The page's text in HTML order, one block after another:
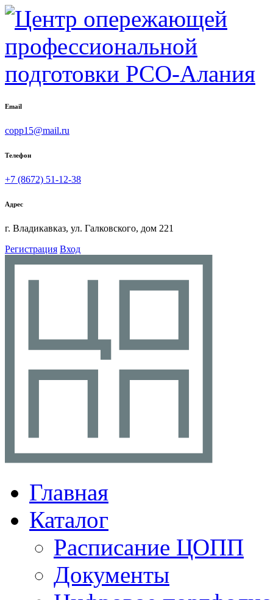
Email
copp15@mail.ru
Телефон
+7 (8672) 51-12-38
Адрес
г. Владикавказ, ул. Галковского, дом 221
Регистрация Вход
Главная
Каталог
Расписание ЦОПП
Документы